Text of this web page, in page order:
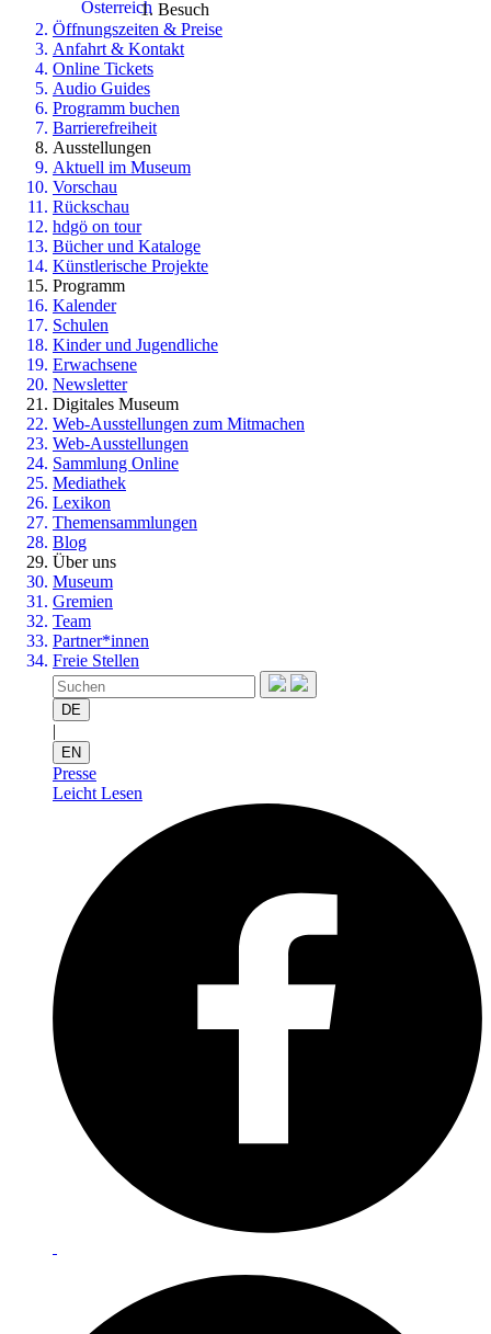
Österreich Besuch
Öffnungszeiten & Preise
Anfahrt & Kontakt
Online Tickets
Audio Guides
Programm buchen
Barrierefreiheit
Ausstellungen
Aktuell im Museum
Vorschau
Rückschau
hdgö on tour
Bücher und Kataloge
Künstlerische Projekte
Programm
Kalender
Schulen
Kinder und Jugendliche
Erwachsene
Newsletter
Digitales Museum
Web-Ausstellungen zum Mitmachen
Web-Ausstellungen
Sammlung Online
Mediathek
Lexikon
Themensammlungen
Blog
Über uns
Museum
Gremien
Team
Partner*innen
Freie Stellen
DE
|
EN
Presse
Leicht Lesen